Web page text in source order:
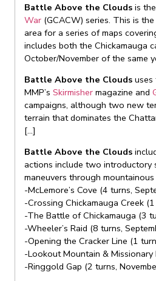
Battle Above the Clouds is
War (GCACW) series. This is
area for a series of maps
includes both the Chickamauga
October/November of the same
Battle Above the Clouds uses
MMP’s Skirmisher magazine and
campaigns, although two new
terrain that dominates the
[…]
Battle Above the Clouds
actions include two introductory
maneuvers through
-McLemore’s Cove (4 turns,
-Crossing Chickamauga Creek
-The Battle of Chickamauga (3
-Wheeler’s Raid (8 turns,
-Opening the Cracker Line (1
-Lookout Mountain &
-Ringgold Gap (2 turns,